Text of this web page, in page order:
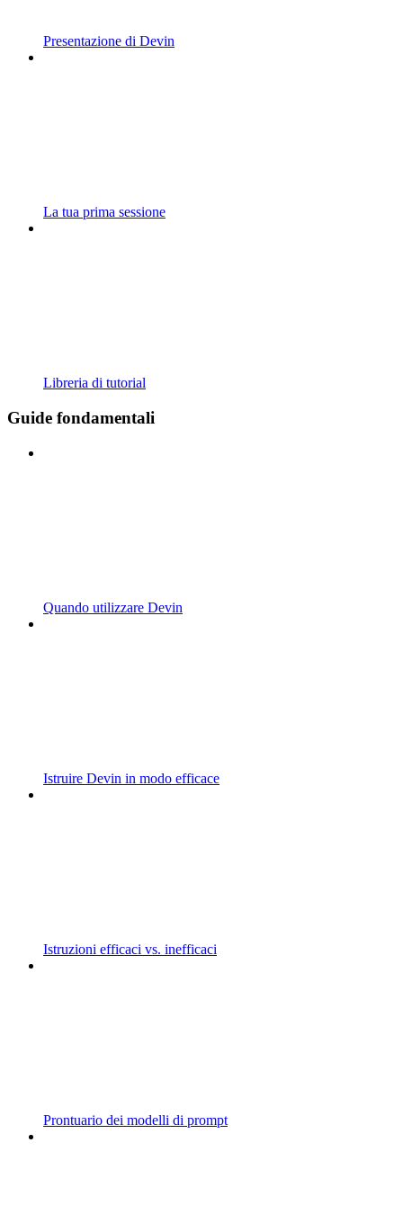
Presentazione di Devin
La tua prima sessione
Libreria di tutorial
Guide fondamentali
Quando utilizzare Devin
Istruire Devin in modo efficace
Istruzioni efficaci vs. inefficaci
Prontuario dei modelli di prompt